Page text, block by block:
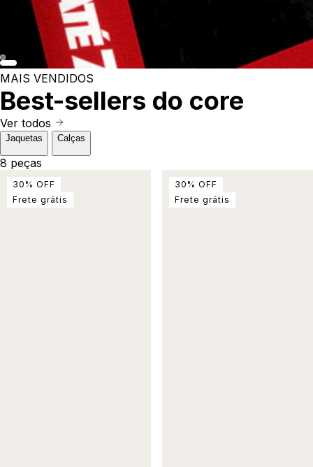
MAIS VENDIDOS
Best-sellers do core
Ver todos
Jaquetas Calças
8 peças
30 % OFF
Frete grátis
30 % OFF
Frete grátis